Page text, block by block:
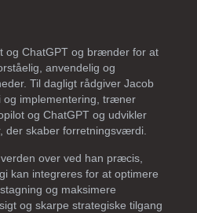
og ChatGPT og brænder for at
anvendelig og
Til dagligt rådgiver Jacob
og implementering, træner
og ChatGPT og udvikler
der skaber forretningsværdi.
over ved han præcis,
kan integreres for at optimere
og maksimere
og skarpe strategiske tilgang